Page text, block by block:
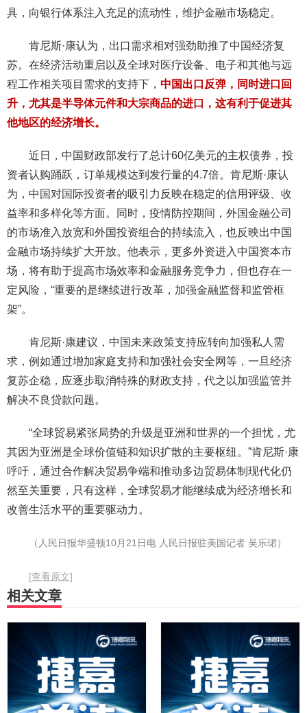
具，向银行体系注入充足的流动性，维护金融市场稳定。
肯尼斯·康认为，出口需求相对强劲助推了中国经济复
苏。在经济活动重启以及全球对医疗设备、电子和其他与远
程工作相关项目需求的支持下， 中国出口反弹，同时进口回
升，尤其是半导体元件和大宗商品的进口，这有利于促进其
他地区的经济增长。
近日，中国财政部发行了总计60亿美元的主权债券，投
资者认购踊跃，订单规模达到发行量的4.7倍。肯尼斯·康认
为，中国对国际投资者的吸引力反映在稳定的信用评级、收
益率和多样化等方面。同时，疫情防控期间，外国金融公司
的市场准入放宽和外国投资组合的持续流入，也反映出中国
金融市场持续扩大开放。他表示，更多外资进入中国资本市
场，将有助于提高市场效率和金融服务竞争力，但也存在一
定风险，“重要的是继续进行改革，加强金融监督和监管框
架”。
肯尼斯·康建议，中国未来政策支持应转向加强私人需
求，例如通过增加家庭支持和加强社会安全网等，一旦经济
复苏企稳，应逐步取消特殊的财政支持，代之以加强监管并
解决不良贷款问题。
“全球贸易紧张局势的升级是亚洲和世界的一个担忧，尤
其因为亚洲是全球价值链和知识扩散的主要枢纽。”肯尼斯·康
呼吁，通过合作解决贸易争端和推动多边贸易体制现代化仍
然至关重要，只有这样，全球贸易才能继续成为经济增长和
改善生活水平的重要驱动力。
（人民日报华盛顿10月21日电 人民日报驻美国记者 吴乐珺）
[查看原文]
相关文章